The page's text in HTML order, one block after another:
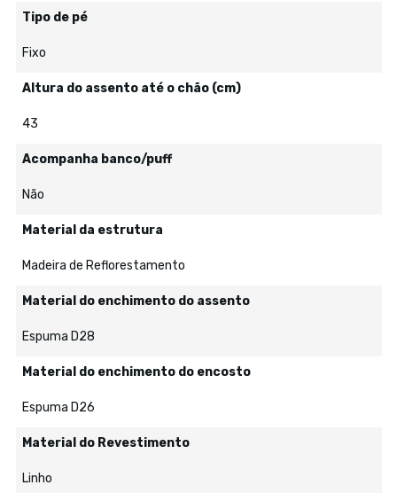
Tipo de pé
Fixo
Altura do assento até o chão (cm)
43
Acompanha banco/puff
Não
Material da estrutura
Madeira de Reflorestamento
Material do enchimento do assento
Espuma D28
Material do enchimento do encosto
Espuma D26
Material do Revestimento
Linho